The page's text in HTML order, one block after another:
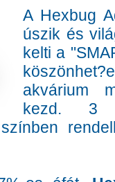
A Hexbug
úszik és
kelti a
akvárium
kezd. 3
színben